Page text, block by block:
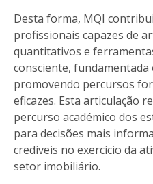
Desta forma, MQI
profissionais capazes de
quantitativos e
consciente, fundamentada
promovendo percursos
eficazes. Esta articulação
percurso académico dos
para decisões mais
credíveis no exercício da
setor imobiliário.